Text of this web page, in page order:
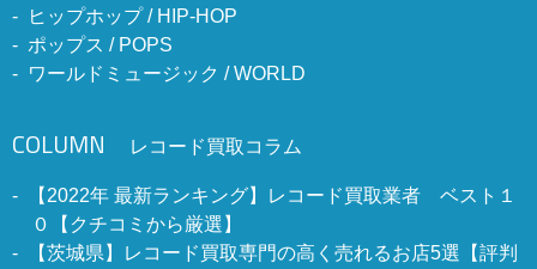
ヒップホップ / HIP-HOP
ポップス / POPS
ワールドミュージック / WORLD
COLUMN レコード買取コラム
【2022年 最新ランキング】レコード買取業者 ベスト１
０【クチコミから厳選】
【茨城県】レコード買取専門の高く売れるお店5選【評判